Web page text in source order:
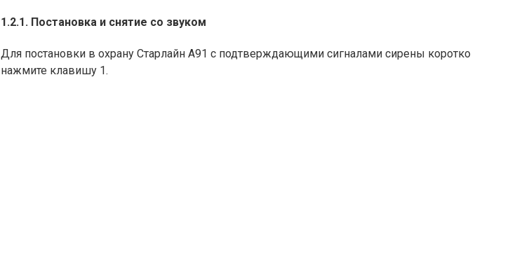
1.2.1. Постановка и снятие со звуком
Для постановки в охрану Старлайн А91 с подтверждающими сигналами сирены коротко
нажмите клавишу 1.